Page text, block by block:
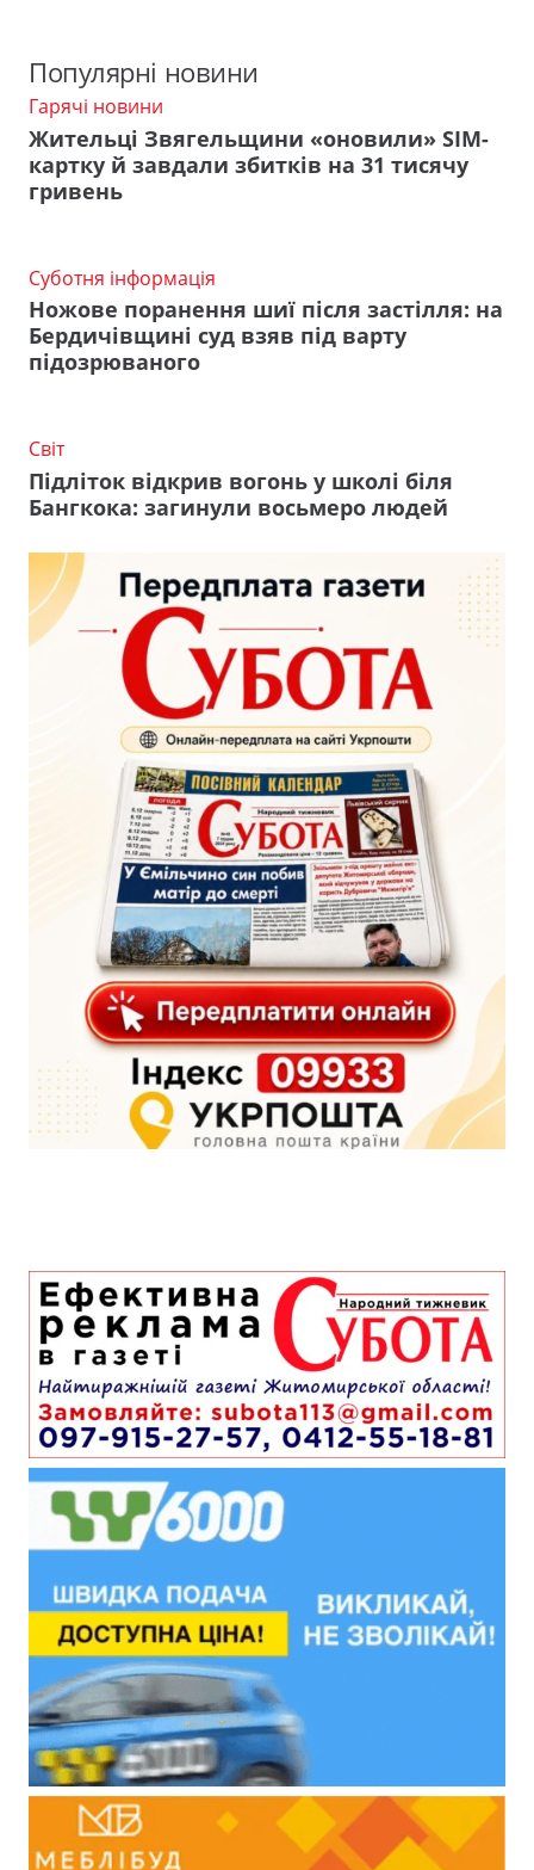
Популярні новини
Гарячі новини
Жительці Звягельщини «оновили» SIM-
картку й завдали збитків на 31 тисячу
гривень
Суботня інформація
Ножове поранення шиї після застілля: на
Бердичівщині суд взяв під варту
підозрюваного
Світ
Підліток відкрив вогонь у школі біля
Бангкока: загинули восьмеро людей